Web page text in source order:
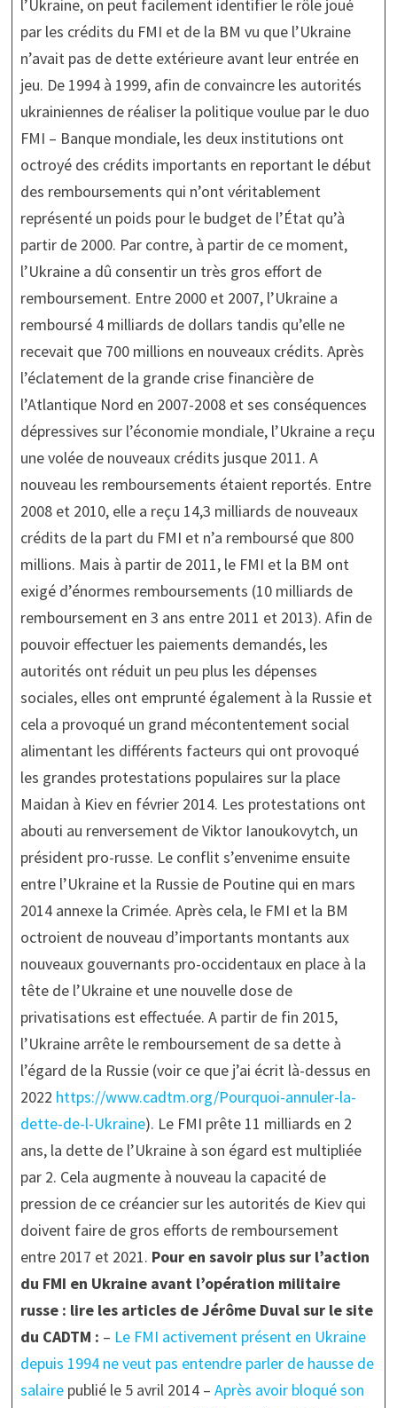
l’Ukraine, on peut facilement identifier le rôle joué
par les crédits du FMI et de la BM vu que l’Ukraine
n’avait pas de dette extérieure avant leur entrée en
jeu. De 1994 à 1999, afin de convaincre les autorités
ukrainiennes de réaliser la politique voulue par le duo
FMI – Banque mondiale, les deux institutions ont
octroyé des crédits importants en reportant le début
des remboursements qui n’ont véritablement
représenté un poids pour le budget de l’État qu’à
partir de 2000. Par contre, à partir de ce moment,
l’Ukraine a dû consentir un très gros effort de
remboursement. Entre 2000 et 2007, l’Ukraine a
remboursé 4 milliards de dollars tandis qu’elle ne
recevait que 700 millions en nouveaux crédits. Après
l’éclatement de la grande crise financière de
l’Atlantique Nord en 2007-2008 et ses conséquences
dépressives sur l’économie mondiale, l’Ukraine a reçu
une volée de nouveaux crédits jusque 2011. A
nouveau les remboursements étaient reportés. Entre
2008 et 2010, elle a reçu 14,3 milliards de nouveaux
crédits de la part du FMI et n’a remboursé que 800
millions. Mais à partir de 2011, le FMI et la BM ont
exigé d’énormes remboursements (10 milliards de
remboursement en 3 ans entre 2011 et 2013). Afin de
pouvoir effectuer les paiements demandés, les
autorités ont réduit un peu plus les dépenses
sociales, elles ont emprunté également à la Russie et
cela a provoqué un grand mécontentement social
alimentant les différents facteurs qui ont provoqué
les grandes protestations populaires sur la place
Maidan à Kiev en février 2014. Les protestations ont
abouti au renversement de Viktor Ianoukovytch, un
président pro-russe. Le conflit s’envenime ensuite
entre l’Ukraine et la Russie de Poutine qui en mars
2014 annexe la Crimée. Après cela, le FMI et la BM
octroient de nouveau d’importants montants aux
nouveaux gouvernants pro-occidentaux en place à la
tête de l’Ukraine et une nouvelle dose de
privatisations est effectuée. A partir de fin 2015,
l’Ukraine arrête le remboursement de sa dette à
l’égard de la Russie (voir ce que j’ai écrit là-dessus en
2022 https://www.cadtm.org/Pourquoi-annuler-la-
dette-de-l-Ukraine). Le FMI prête 11 milliards en 2
ans, la dette de l’Ukraine à son égard est multipliée
par 2. Cela augmente à nouveau la capacité de
pression de ce créancier sur les autorités de Kiev qui
doivent faire de gros efforts de remboursement
entre 2017 et 2021. Pour en savoir plus sur l’action
du FMI en Ukraine avant l’opération militaire
russe : lire les articles de Jérôme Duval sur le site
du CADTM : – Le FMI activement présent en Ukraine
depuis 1994 ne veut pas entendre parler de hausse de
salairepublié le 5 avril 2014 – Après avoir bloqué son